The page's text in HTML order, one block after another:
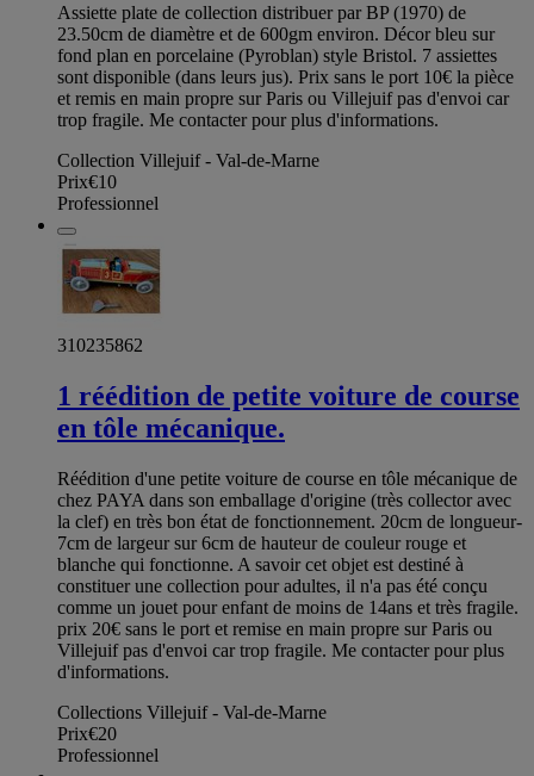
Assiette plate de collection distribuer par BP (1970) de
23.50cm de diamètre et de 600gm environ. Décor bleu sur
fond plan en porcelaine (Pyroblan) style Bristol. 7 assiettes
sont disponible (dans leurs jus). Prix sans le port 10€ la pièce
et remis en main propre sur Paris ou Villejuif pas d'envoi car
trop fragile. Me contacter pour plus d'informations.
Collection Villejuif - Val-de-Marne
Prix€10
Professionnel
310235862
1 réédition de petite voiture de course
en tôle mécanique.
Réédition d'une petite voiture de course en tôle mécanique de
chez PAYA dans son emballage d'origine (très collector avec
la clef) en très bon état de fonctionnement. 20cm de longueur-
7cm de largeur sur 6cm de hauteur de couleur rouge et
blanche qui fonctionne. A savoir cet objet est destiné à
constituer une collection pour adultes, il n'a pas été conçu
comme un jouet pour enfant de moins de 14ans et très fragile.
prix 20€ sans le port et remise en main propre sur Paris ou
Villejuif pas d'envoi car trop fragile. Me contacter pour plus
d'informations.
Collections Villejuif - Val-de-Marne
Prix€20
Professionnel